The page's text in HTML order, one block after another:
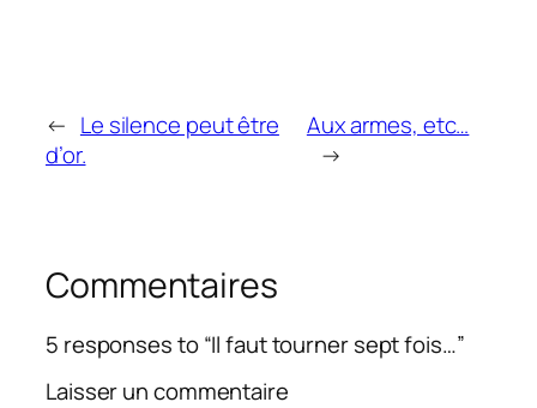
← Le silence peut être
d’or.
Aux armes, etc…
→
Commentaires
5 responses to “Il faut tourner sept fois…”
Laisser un commentaire